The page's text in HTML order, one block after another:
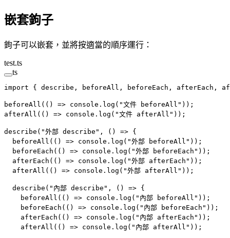
嵌套鉤子
鉤子可以嵌套，並將按適當的順序運行：
test.ts
ts
import { describe, beforeAll, beforeEach,
beforeAll (() => console. log ( "文件 beforeAll" ));
afterAll (() => console. log ( "文件 afterAll" ));
describe ( "外部 describe" , () => {
  beforeAll
(() => console. log ( "外部 beforeAll" ));
  beforeEach
(() => console. log ( "外部 beforeEach" ));
  afterEach
(() => console. log ( "外部 afterEach" ));
  afterAll
(() => console. log ( "外部 afterAll" ));
  describe
( "內部 describe" , () => {
    beforeAll
(() => console. log ( "內部 beforeAll" ));
    beforeEach
(() => console. log ( "內部 beforeEach" ));
    afterEach
(() => console. log ( "內部 afterEach" ));
    afterAll
(() => console. log ( "內部 afterAll" ));